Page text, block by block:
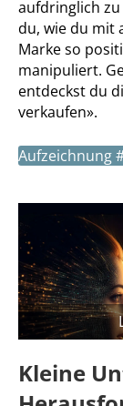
aufdringlich
du, wie du mit
Marke so
manipuliert.
entdeckst du
verkaufen».
Aufzeichnung
Kleine